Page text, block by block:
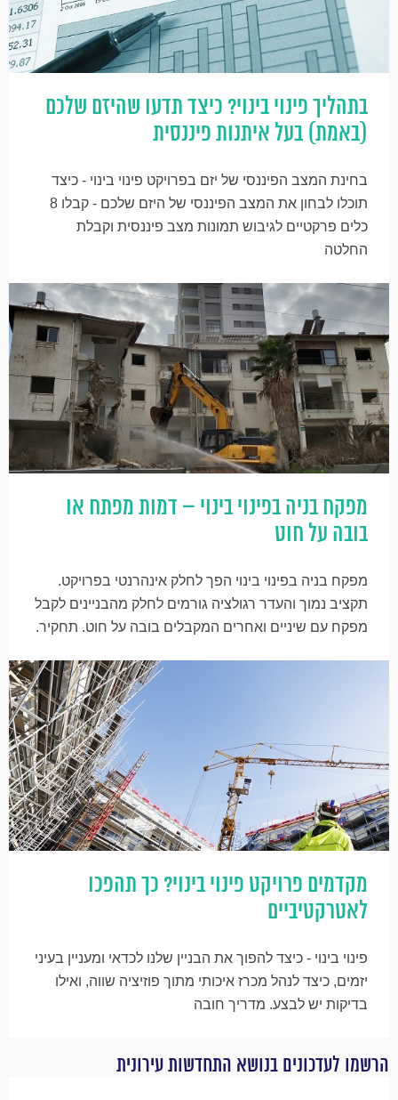
בתהליך פינוי בינוי? כיצד תדעו שהיזם שלכם
(באמת) בעל איתנות פיננסית
בחינת המצב הפיננסי של יזם בפרויקט פינוי בינוי - כיצד
תוכלו לבחון את המצב הפיננסי של היזם שלכם - קבלו 8
כלים פרקטיים לגיבוש תמונות מצב פיננסית וקבלת
החלטה
מפקח בניה בפינוי בינוי – דמות מפתח או
בובה על חוט
מפקח בניה בפינוי בינוי הפך לחלק אינהרנטי בפרויקט.
תקציב נמוך והעדר רגולציה גורמים לחלק מהבניינים לקבל
מפקח עם שיניים ואחרים המקבלים בובה על חוט. תחקיר.
מקדמים פרויקט פינוי בינוי? כך תהפכו
לאטרקטיביים
פינוי בינוי - כיצד להפוך את הבניין שלנו לכדאי ומעניין בעיני
יזמים, כיצד לנהל מכרז איכותי מתוך פוזיציה שווה, ואילו
בדיקות יש לבצע. מדריך חובה
הרשמו לעדכונים בנושא התחדשות עירונית